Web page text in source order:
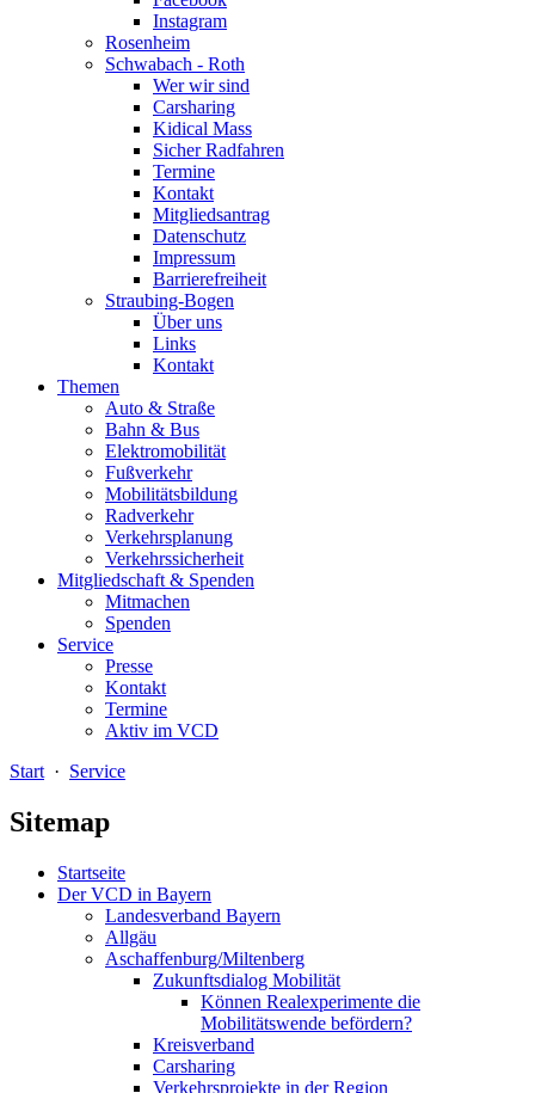
Instagram
Rosenheim
Schwabach - Roth
Wer wir sind
Carsharing
Kidical Mass
Sicher Radfahren
Termine
Kontakt
Mitgliedsantrag
Datenschutz
Impressum
Barrierefreiheit
Straubing-Bogen
Über uns
Links
Kontakt
Themen
Auto & Straße
Bahn & Bus
Elektromobilität
Fußverkehr
Mobilitätsbildung
Radverkehr
Verkehrsplanung
Verkehrssicherheit
Mitgliedschaft & Spenden
Mitmachen
Spenden
Service
Presse
Kontakt
Termine
Aktiv im VCD
Start · Service
Sitemap
Startseite
Der VCD in Bayern
Landesverband Bayern
Allgäu
Aschaffenburg/Miltenberg
Zukunftsdialog Mobilität
Können Realexperimente die
Mobilitätswende befördern?
Kreisverband
Carsharing
Verkehrsprojekte in der Region